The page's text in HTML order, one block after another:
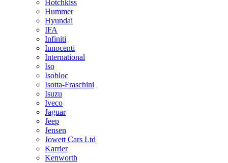
Hotchkiss
Hummer
Hyundai
IFA
Infiniti
Innocenti
International
Iso
Isobloc
Isotta-Fraschini
Isuzu
Iveco
Jaguar
Jeep
Jensen
Jowett Cars Ltd
Karrier
Kenworth